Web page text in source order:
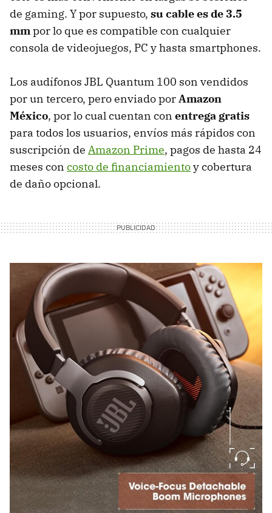
de gaming. Y por supuesto, su cable es de 3.5
mmpor lo que es compatible con cualquier
consola de videojuegos, PC y hasta smartphones.
Los audífonos JBL Quantum 100 son vendidos
por un tercero, pero enviado porAmazon
México, por lo cual cuentan con entrega gratis
para todos los usuarios, envíos más rápidos con
suscripción de Amazon Prime, pagos de hasta 24
meses con costo de financiamientoy cobertura
de daño opcional.